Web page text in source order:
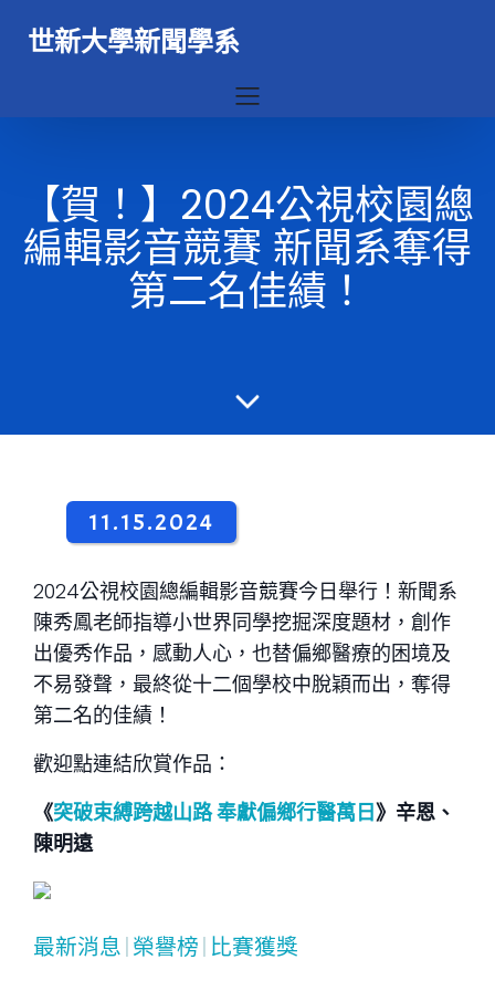
世新大學新聞學系
【賀！】2024公視校園總
編輯影音競賽 新聞系奪得
第二名佳績！
11.15.2024
2024公視校園總編輯影音競賽今日舉行！新聞系
陳秀鳳老師指導小世界同學挖掘深度題材，創作
出優秀作品，感動人心，也替偏鄉醫療的困境及
不易發聲，最終從十二個學校中脫穎而出，奪得
第二名的佳績！
歡迎點連結欣賞作品：
《突破束縛跨越山路 奉獻偏鄉行醫萬日》辛恩、
陳明遠
最新消息|榮譽榜| 比賽獲獎